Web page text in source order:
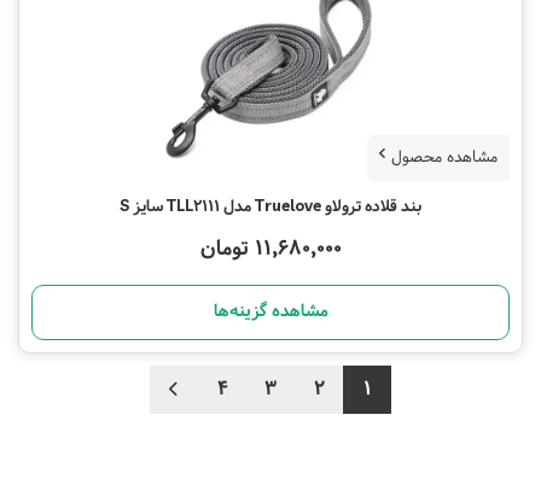
مشاهده محصول
بند قلاده ترولاو Truelove مدل TLL2111 سایز S
11,680,000 تومان
مشاهده گزینه‌ها
1
2
3
4